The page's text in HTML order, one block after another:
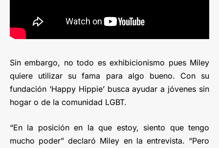
Sin embargo, no todo es exhibicionismo pues Miley
quiere utilizar su fama para algo bueno. Con su
fundación ‘Happy Hippie’ busca ayudar a jóvenes sin
hogar o de la comunidad LGBT.
“En la posición en la que estoy, siento que tengo
mucho poder” declaró Miley en la entrevista. “Pero